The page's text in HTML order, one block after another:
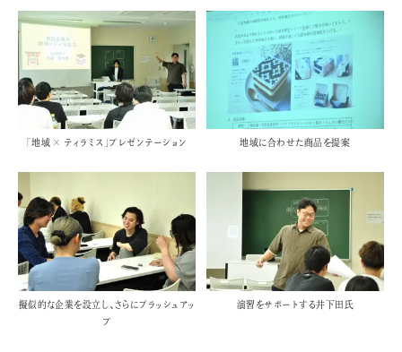
「地域 × ティラミス」プレゼンテーション 地域に合わせた商品を提案
擬似的な企業を設立し、さらにブラッシュアッ
プ
演習をサポートする井下田氏